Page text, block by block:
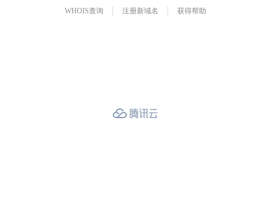
WHOIS查询 注册新域名 获得帮助